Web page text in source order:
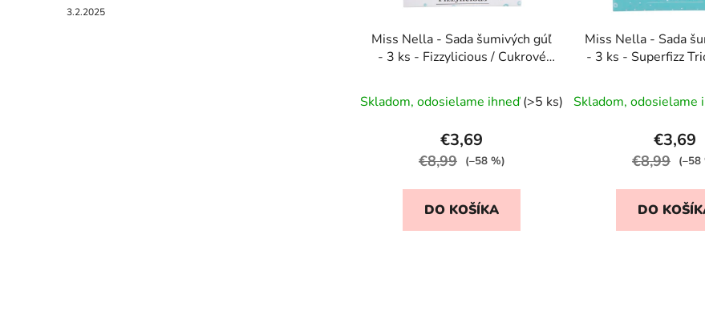
3.2.2025
t
o
Miss Nella - Sada šumivých gúľ
- 3 ks - Fizzylicious / Cukrové
Skladom, odosielame ihneď(>5 ks)
€3,69
€8,99 (–58 %)
DO KOŠÍKA
Miss Nella - Sada
- 3 ks - Superfizz
Skladom, odosielame
€3,69
€8,99 (–58
DO